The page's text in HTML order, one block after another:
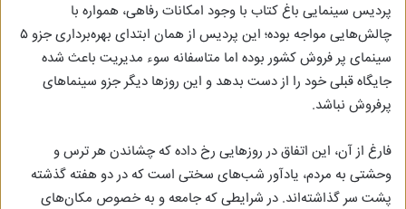
پردیس سینمایی باغ کتاب با وجود امکانات رفاهی، همواره با
چالش‌هایی مواجه بوده؛ این پردیس از همان ابتدای بهره‌برداری جزو ۵
سینمای پر فروش کشور بوده اما متاسفانه سوء مدیریت باعث شده
جایگاه قبلی خود را از دست بدهد و این روزها دیگر جزو سینماهای
پرفروش نباشد.
فارغ از آن، این اتفاق در روزهایی رخ داده که چشاندن هر ترس و
وحشتی به مردم، یادآور شب‌های سختی است که در دو هفته گذشته
پشت سر گذاشته‌اند. در شرایطی که جامعه و به خصوص مکان‌های